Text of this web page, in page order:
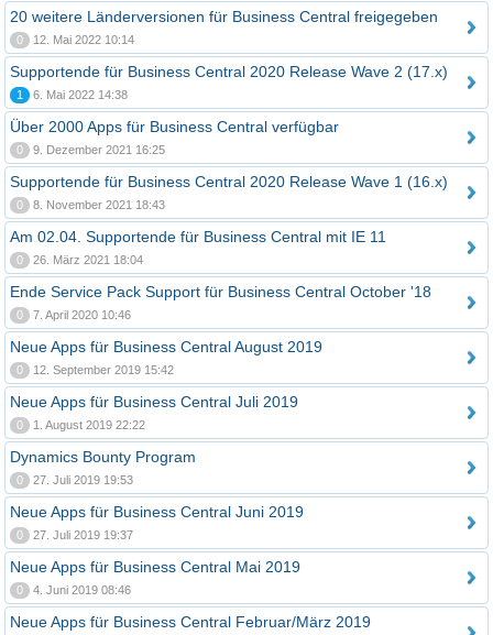
20 weitere Länderversionen für Business Central freigegeben
0 12. Mai 2022 10:14
Supportende für Business Central 2020 Release Wave 2 (17.x)
1 6. Mai 2022 14:38
Über 2000 Apps für Business Central verfügbar
0 9. Dezember 2021 16:25
Supportende für Business Central 2020 Release Wave 1 (16.x)
0 8. November 2021 18:43
Am 02.04. Supportende für Business Central mit IE 11
0 26. März 2021 18:04
Ende Service Pack Support für Business Central October '18
0 7. April 2020 10:46
Neue Apps für Business Central August 2019
0 12. September 2019 15:42
Neue Apps für Business Central Juli 2019
0 1. August 2019 22:22
Dynamics Bounty Program
0 27. Juli 2019 19:53
Neue Apps für Business Central Juni 2019
0 27. Juli 2019 19:37
Neue Apps für Business Central Mai 2019
0 4. Juni 2019 08:46
Neue Apps für Business Central Februar/März 2019